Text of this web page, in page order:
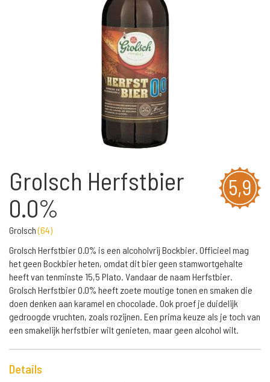
5,9
Grolsch Herfstbier
0.0%
Grolsch(64)
Grolsch Herfstbier 0.0% is een alcoholvrij Bockbier. Officieel mag
het geen Bockbier heten, omdat dit bier geen stamwortgehalte
heeft van tenminste 15,5 Plato. Vandaar de naam Herfstbier.
Grolsch Herfstbier 0.0% heeft zoete moutige tonen en smaken die
doen denken aan karamel en chocolade. Ook proef je duidelijk
gedroogde vruchten, zoals rozijnen. Een prima keuze als je toch van
een smakelijk herfstbier wilt genieten, maar geen alcohol wilt.
Details